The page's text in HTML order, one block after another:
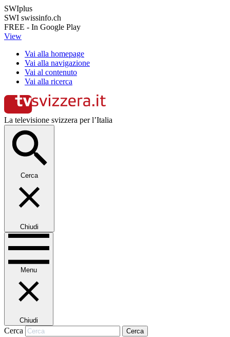
SWIplus
SWI swissinfo.ch
FREE - In Google Play
View
Vai alla homepage
Vai alla navigazione
Vai al contenuto
Vai alla ricerca
La televisione svizzera per l’Italia
Cerca
Chiudi
Menu
Chiudi
Cerca Cerca